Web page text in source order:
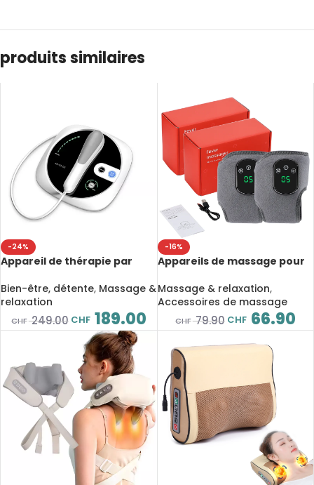
produits similaires
-24%
Appareil de thérapie par
Soulagement des douleurs,
anti-âge, raffermissement
du visage et du corps, 3
intensités, minuterie 30 min
Bien-être, détente, Massage &
relaxation
CHF249.00 CHF 189.00
-16%
Appareils de massage pour
chauffant et vibration
électrique, rechargeable
Massage & relaxation,
Accessoires de massage
CHF79.90 CHF 66.90